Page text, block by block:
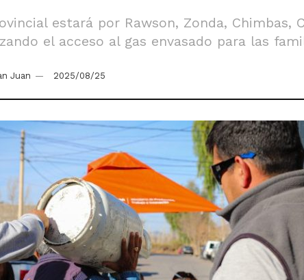
estará por Rawson, Zonda,
el acceso al gas envasado para las
Juan 2025/08/25